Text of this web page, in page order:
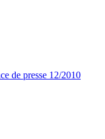
de presse 12/2010